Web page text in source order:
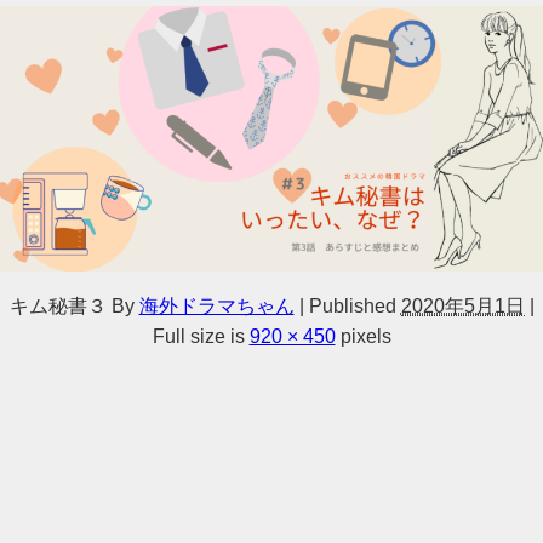
キム秘書３ By 海外ドラマちゃん Published 2020年5月1日
Full size is 920 × 450pixels